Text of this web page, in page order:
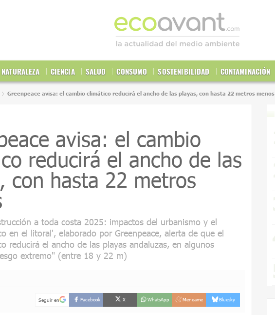
NATURALEZA CIENCIA SALUD CONSUMO SOSTENIBILIDAD CONTAMINACIÓN
Greenpeace avisa: el cambio climático reducirá el ancho de las playas, con hasta 22 metros menos
avisa: el cambio
reducirá el ancho de las
con hasta 22 metros
a toda costa 2025: impactos del urbanismo y el
en el litoral', elaborado por Greenpeace, alerta de que el
reducirá el ancho de las playas andaluzas, en algunos
extremo" (entre 18 y 22 m)
Seguir en Facebook X WhatsApp Meneame Bluesky